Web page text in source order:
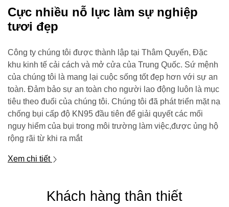
Cực nhiều nỗ lực làm sự nghiệp
tươi đẹp
Công ty chúng tôi được thành lập tại Thâm Quyến, Đặc
khu kinh tế cải cách và mở cửa của Trung Quốc. Sứ mệnh
của chúng tôi là mang lại cuộc sống tốt đẹp hơn với sự an
toàn. Đảm bảo sự an toàn cho người lao động luôn là mục
tiêu theo đuổi của chúng tôi. Chúng tôi đã phát triển mặt nạ
chống bụi cấp độ KN95 đầu tiên để giải quyết các mối
nguy hiểm của bụi trong môi trường làm việc,được ủng hộ
rộng rãi từ khi ra mắt
Xem chi tiết
Khách hàng thân thiết